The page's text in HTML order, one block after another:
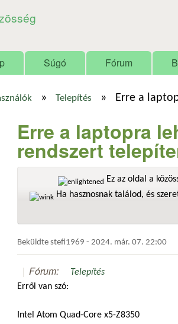
Súgó Fórum
» Telepítés » Erre a
Erre a laptopra
rendszert
Ez az oldal a
Ha hasznosnak találod, és
Beküldte stefi1969 - 2024. már. 07. 22:00
Fórum:
Telepítés
Erről van szó:
Intel Atom Quad-Core x5-Z8350